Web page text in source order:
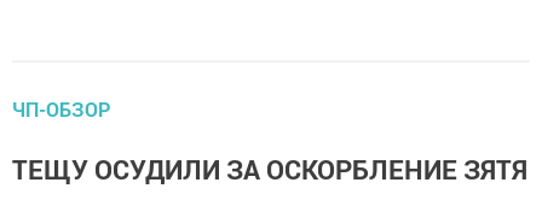
ЧП-ОБЗОР
ТЕЩУ ОСУДИЛИ ЗА ОСКОРБЛЕНИЕ ЗЯТЯ